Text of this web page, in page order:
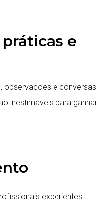
e
observações e conversas
inestimáveis para ganhar
experientes